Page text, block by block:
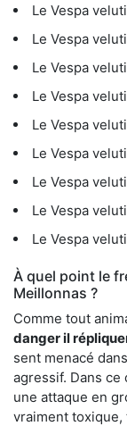
Le Vespa
Le Vespa
Le Vespa
Le Vespa
Le Vespa
Le Vespa
Le Vespa
Le Vespa
Le Vespa
À quel point le
Meillonnas ?
Comme tout
danger il
sent menacé
agressif. Dans ce
une attaque en
vraiment